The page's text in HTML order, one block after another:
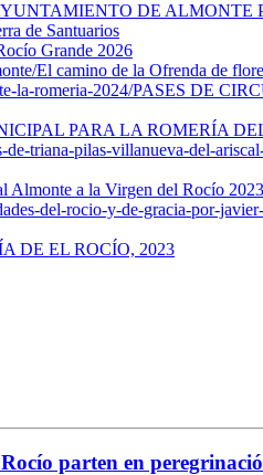
DE ALMONTE
de Santuarios
Grande 2026
El camino de la Ofrenda de
la-romeria-2024/PASES DE
PARA LA ROMERÍA
triana-pilas-villanueva-del-
Almonte a la Virgen del Rocío 2023
del-rocio-y-de-gracia-por-
DE EL ROCÍO, 2023
parten en